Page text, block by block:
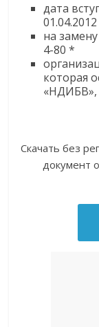
дата
01.04.2012
на
4-80 *
которая
Скачать без
документ